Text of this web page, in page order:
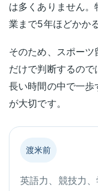
は多くありません
業まで5年ほどかか
そのため、スポーツ
だけで判断するの
長い時間の中で一
が大切です。
渡米前
英語力、競技力